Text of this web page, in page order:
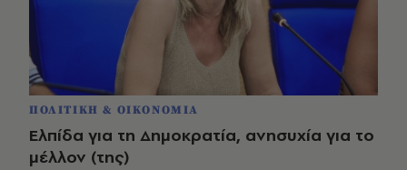
ΠΟΛΙΤΙΚΗ & ΟΙΚΟΝΟΜΙΑ
Ελπίδα για τη Δημοκρατία, ανησυχία για το
μέλλον (της)